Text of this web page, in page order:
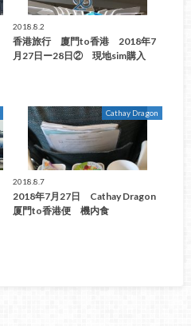
2018.8.2
香港旅行 廈門to香港 2018年7
月27日ー28日② 現地sim購入
Cathay Dragon
2018.8.7
2018年7月27日 Cathay Dragon
厦門to香港便 機内食